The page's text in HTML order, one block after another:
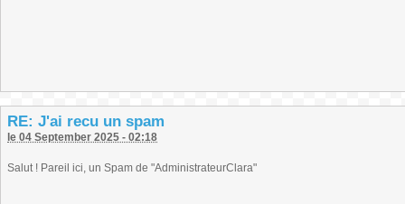
RE: J'ai recu un spam
le 04 September 2025 - 02:18
Salut ! Pareil ici, un Spam de "AdministrateurClara"